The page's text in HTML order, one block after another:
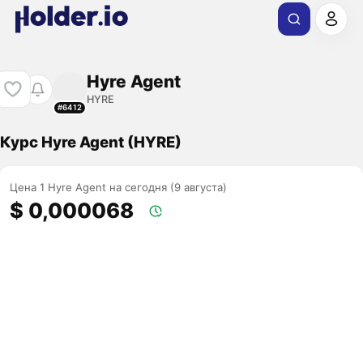
#6412
Hyre Agent
HYRE
Курс Hyre Agent (HYRE)
Цена 1 Hyre Agent на сегодня (9 августа)
$ 0,000068